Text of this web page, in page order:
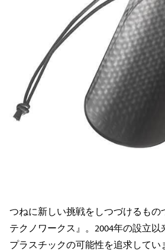
つねに新しい挑戦をしつづけるもの
テクノワークス』。2004年の設立
プラスチックの可能性を追求してい